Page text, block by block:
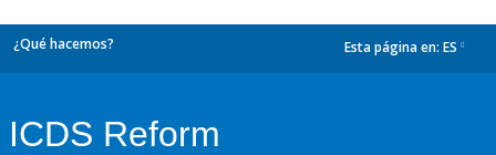
¿Qué hacemos? Esta página en: ES
ICDS Reform